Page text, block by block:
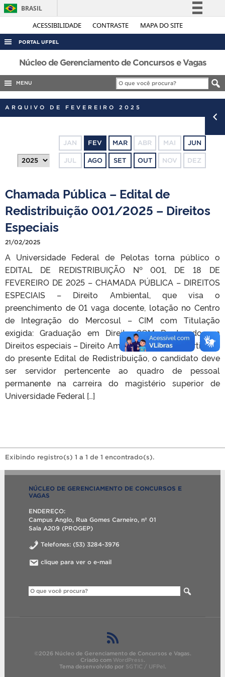
ACESSIBILIDADE CONTRASTE MAPA DO SITE
BRASIL
Simplifique!
Legislação
Canais
PORTAL UFPEL
ACESSO À INFORMAÇÃO
AUDITORIA
CONCURSOS
OUVIDORIA
TELEFONES
Núcleo de Gerenciamento de Concursos e Vagas
MENU
ARQUIVO DE FEVEREIRO 2025
JAN FEV MAR ABR MAI JUN
JUL AGO SET OUT NOV DEZ
Chamada Pública – Edital de
Redistribuição 001/2025 – Direitos
Especiais
21/02/2025
A Universidade Federal de Pelotas torna público o
EDITAL DE REDISTRIBUIÇÃO Nº 001, DE 18 DE
FEVEREIRO DE 2025 – CHAMADA PÚBLICA – DIREITOS
ESPECIAIS – Direito Ambiental, que visa o
preenchimento de 01 vaga docente, lotação no Centro
de Integração do Mercosul – CIM com Titulação
exigida: Graduação em Direito COM Doutorado em
Direitos especiais – Direito Ambiental. 1.1. Para participar
do presente Edital de Redistribuição, o candidato deve
ser servidor pertencente ao quadro de pessoal
permanente na carreira do magistério superior de
Universidade Federal […]
Exibindo registro(s) 1 a 1 de 1 encontrado(s).
NÚCLEO DE GERENCIAMENTO DE CONCURSOS E
VAGAS
ENDEREÇO:
Campus Anglo, Rua Gomes Carneiro, nº 01
Sala A209 (PROGEP)
Telefones: (53) 3284-3976
clique para ver o e-mail
©2026 Núcleo de Gerenciamento de Concursos e Vagas.
Criado com WordPress.
Tema desenvolvido por SGTIC / UFPel.